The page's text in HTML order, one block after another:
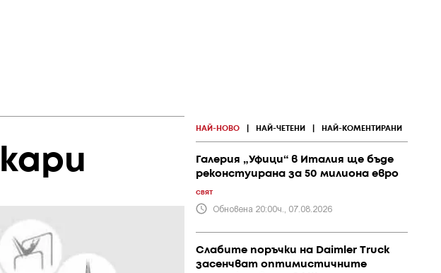
НАЙ-НОВО НАЙ-ЧЕТЕНИ НАЙ-КОМЕНТИРАНИ
Галерия „Уфици“ в Италия ще бъде
реконстуирана за 50 милиона евро
СВЯТ
Обновена 20:00ч., 07.08.2026
Слабите поръчки на Daimler Truck
засенчват оптимистичните